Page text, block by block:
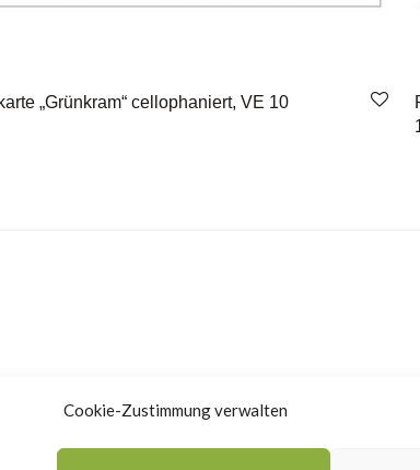
Cookie-Zustimmung verwalten
„Grünkram“ cellophaniert, VE 10